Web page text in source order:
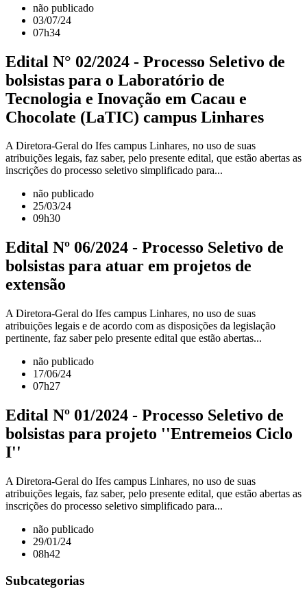
não publicado
03/07/24
07h34
Edital N° 02/2024 - Processo Seletivo de
bolsistas para o Laboratório de
Tecnologia e Inovação em Cacau e
Chocolate (LaTIC) campus Linhares
A Diretora-Geral do Ifes campus Linhares, no uso de suas
atribuições legais, faz saber, pelo presente edital, que estão abertas as
inscrições do processo seletivo simplificado para...
não publicado
25/03/24
09h30
Edital Nº 06/2024 - Processo Seletivo de
bolsistas para atuar em projetos de
extensão
A Diretora-Geral do Ifes campus Linhares, no uso de suas
atribuições legais e de acordo com as disposições da legislação
pertinente, faz saber pelo presente edital que estão abertas...
não publicado
17/06/24
07h27
Edital Nº 01/2024 - Processo Seletivo de
bolsistas para projeto ''Entremeios Ciclo
I''
A Diretora-Geral do Ifes campus Linhares, no uso de suas
atribuições legais, faz saber, pelo presente edital, que estão abertas as
inscrições do processo seletivo simplificado para...
não publicado
29/01/24
08h42
Subcategorias